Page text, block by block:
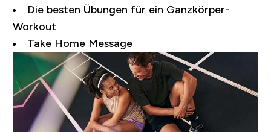
Die besten Übungen für ein Ganzkörper-
Workout
Take Home Message